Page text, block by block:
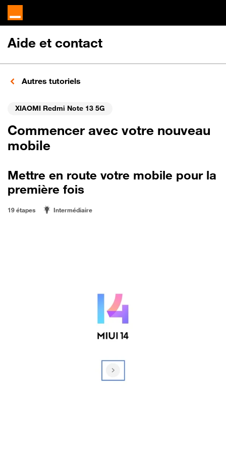
Aide et contact
Autres tutoriels
XIAOMI Redmi Note 13 5G
Commencer avec votre nouveau
mobile
Mettre en route votre mobile pour la
première fois
19 étapes Intermédiaire